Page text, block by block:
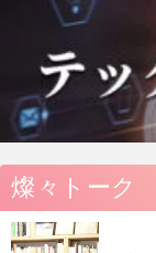
燦々トーク